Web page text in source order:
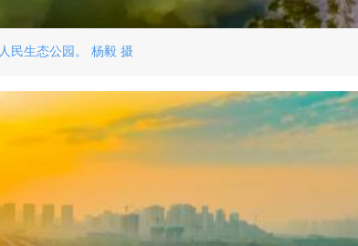
民生态公园。 杨毅 摄